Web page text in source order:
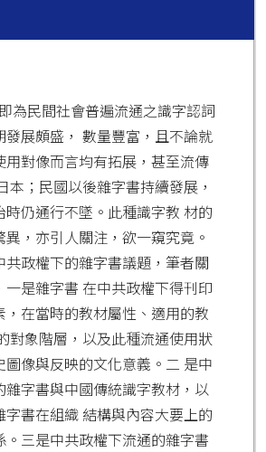
為民間社會普遍流通之識字認詞
發展頗盛， 數量豐富，且不論就
用對像而言均有拓展，甚至流傳
本；民國以後雜字書持續發展，
時仍通行不墜。此種識字教 材的
，亦引人關注，欲一窺究竟。
共政權下的雜字書議題，筆者關
一是雜字書 在中共政權下得刊印
，在當時的教材屬性、適用的教
對象階層，以及此種流通使用狀
圖像與反映的文化意義。二 是中
雜字書與中國傳統識字教材，以
字書在組織 結構與內容大要上的
。三是中共政權下流通的雜字書